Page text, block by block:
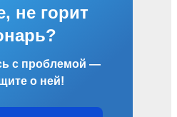
не горит
с проблемой —
о ней!